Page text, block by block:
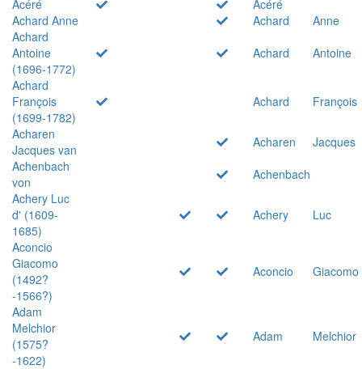
Acéré
Acéré
Achard Anne
Achard
Anne
Achard
Antoine
(1696-1772)
Achard
Antoine
Achard
François
(1699-1782)
Achard
François
Acharen
Jacques van
Acharen
Jacques
Achenbach
von
Achenbach
Achery Luc
d' (1609-
1685)
Achery
Luc
Aconcio
Giacomo
(1492?
-1566?)
Aconcio Giacomo
Adam
Melchior
(1575?
-1622)
Adam Melchior